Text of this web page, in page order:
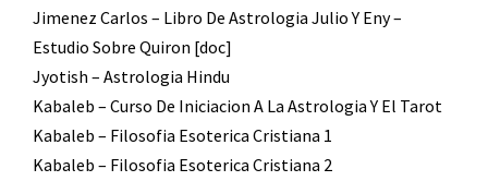
Jimenez Carlos – Libro De Astrologia Julio Y Eny –
Estudio Sobre Quiron [doc]
Jyotish – Astrologia Hindu
Kabaleb – Curso De Iniciacion A La Astrologia Y El Tarot
Kabaleb – Filosofia Esoterica Cristiana 1
Kabaleb – Filosofia Esoterica Cristiana 2